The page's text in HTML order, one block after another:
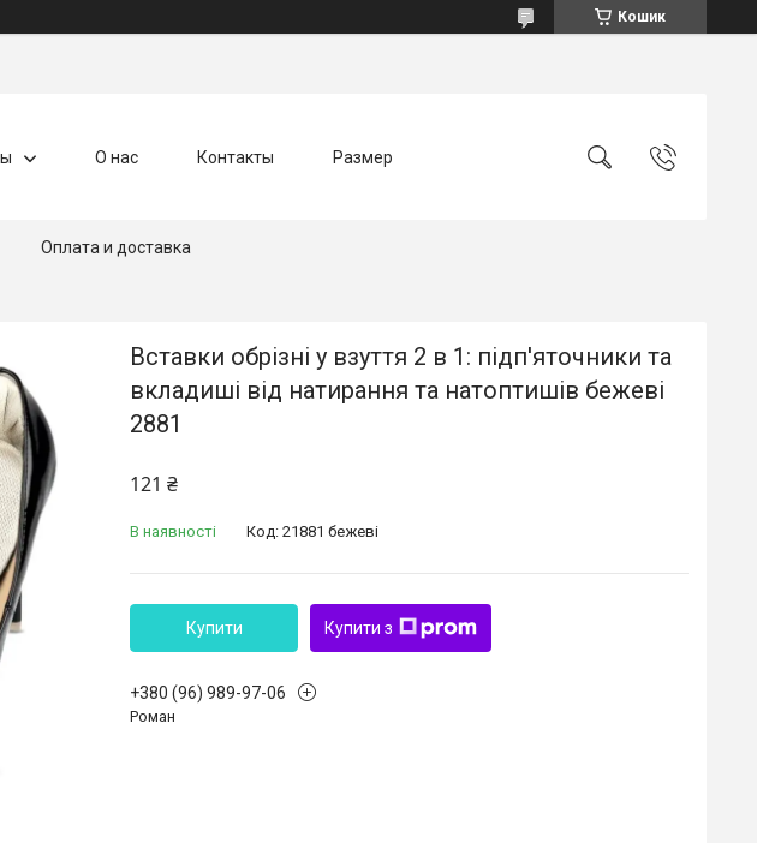
Кошик
О нас Контакты Размер
Оплата и доставка
Вставки обрізні у взуття 2 в 1: підп'яточники та
вкладиші від натирання та натоптишів бежеві
2881
121 ₴
В наявності Код: 21881 бежеві
Купити Купити з
+380 (96) 989-97-06
Роман